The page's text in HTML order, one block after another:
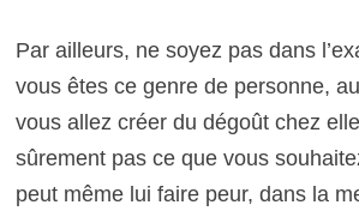
Par ailleurs, ne soyez pas dans
vous êtes ce genre de personne,
vous allez créer du dégoût chez
sûrement pas ce que vous
peut même lui faire peur, dans la